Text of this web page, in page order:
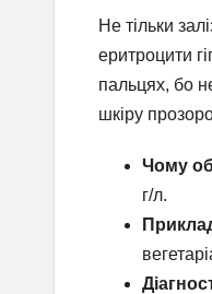
Не тільки
еритроцити
пальцях, бо
шкіру
Чому
г/л.